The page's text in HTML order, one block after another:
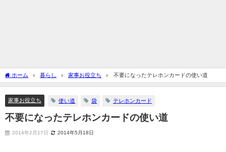
ホーム 暮らし 家事お役立ち 不要になったテレホンカードの使い道
家事お役立ち 使い道 袋 テレホンカード
不要になったテレホンカードの使い道
2014年2月17日 2014年5月18日